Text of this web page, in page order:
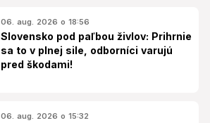
06. aug. 2026 o 18:56
Slovensko pod paľbou živlov: Prihrnie
sa to v plnej sile, odborníci varujú
pred škodami!
06. aug. 2026 o 15:32